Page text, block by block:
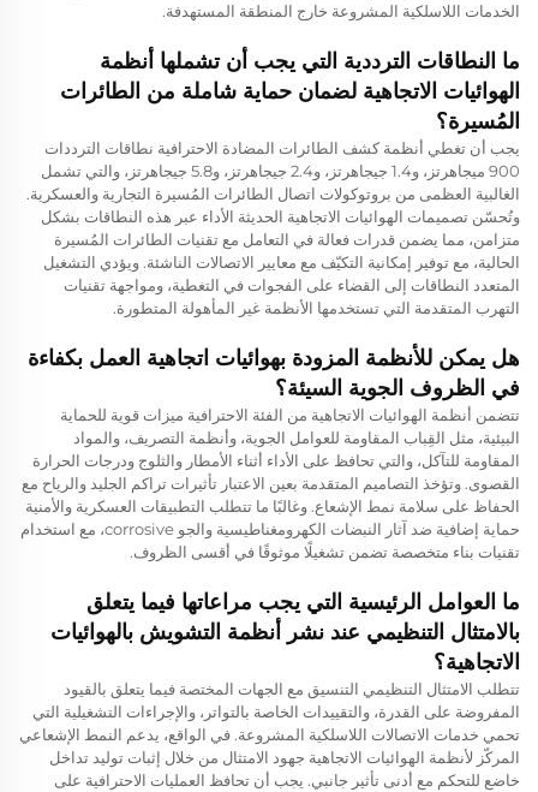
الخدمات اللاسلكية المشروعة خارج المنطقة المستهدفة.
ما النطاقات الترددية التي يجب أن تشملها أنظمة
الهوائيات الاتجاهية لضمان حماية شاملة من الطائرات
المُسيرة؟
يجب أن تغطي أنظمة كشف الطائرات المضادة الاحترافية نطاقات الترددات
900 ميجاهرتز، و1.4 جيجاهرتز، و2.4 جيجاهرتز، و5.8 جيجاهرتز، والتي تشمل
الغالبية العظمى من بروتوكولات اتصال الطائرات المُسيرة التجارية والعسكرية.
وتُحسّن تصميمات الهوائيات الاتجاهية الحديثة الأداء عبر هذه النطاقات بشكل
متزامن، مما يضمن قدرات فعالة في التعامل مع تقنيات الطائرات المُسيرة
الحالية، مع توفير إمكانية التكيّف مع معايير الاتصالات الناشئة. ويؤدي التشغيل
المتعدد النطاقات إلى القضاء على الفجوات في التغطية، ومواجهة تقنيات
التهرب المتقدمة التي تستخدمها الأنظمة غير المأهولة المتطورة.
هل يمكن للأنظمة المزودة بهوائيات اتجاهية العمل بكفاءة
في الظروف الجوية السيئة؟
تتضمن أنظمة الهوائيات الاتجاهية من الفئة الاحترافية ميزات قوية للحماية
البيئية، مثل القِباب المقاومة للعوامل الجوية، وأنظمة التصريف، والمواد
المقاومة للتآكل، والتي تحافظ على الأداء أثناء الأمطار والثلوج ودرجات الحرارة
القصوى. وتؤخذ التصاميم المتقدمة بعين الاعتبار تأثيرات تراكم الجليد والرياح مع
الحفاظ على سلامة نمط الإشعاع. وغالبًا ما تتطلب التطبيقات العسكرية والأمنية
حماية إضافية ضد آثار النبضات الكهرومغناطيسية والجو corrosive، مع استخدام
تقنيات بناء متخصصة تضمن تشغيلًا موثوقًا في أقسى الظروف.
ما العوامل الرئيسية التي يجب مراعاتها فيما يتعلق
بالامتثال التنظيمي عند نشر أنظمة التشويش بالهوائيات
الاتجاهية؟
تتطلب الامتثال التنظيمي التنسيق مع الجهات المختصة فيما يتعلق بالقيود
المفروضة على القدرة، والتقييدات الخاصة بالتواتر، والإجراءات التشغيلية التي
تحمي خدمات الاتصالات اللاسلكية المشروعة. في الواقع، يدعم النمط الإشعاعي
المركّز لأنظمة الهوائيات الاتجاهية جهود الامتثال من خلال إثبات توليد تداخل
خاضع للتحكم مع أدنى تأثير جانبي. يجب أن تحافظ العمليات الاحترافية على